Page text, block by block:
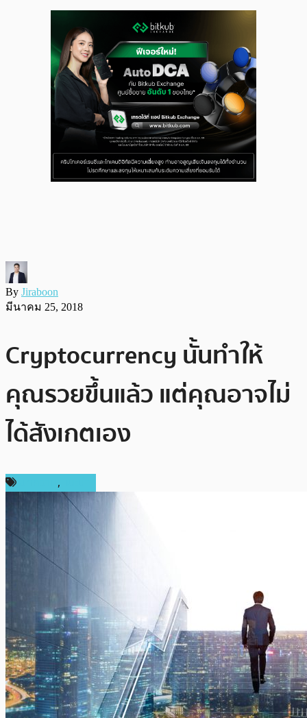
By Jiraboon
มีนาคม 25, 2018
Cryptocurrency นั้นทำให้
คุณรวยขึ้นแล้ว แต่คุณอาจไม่
ได้สังเกตเอง
,